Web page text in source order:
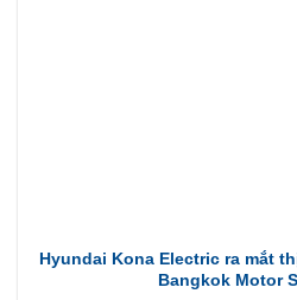
Hyundai Kona Electric ra mắt
Bangkok Motor